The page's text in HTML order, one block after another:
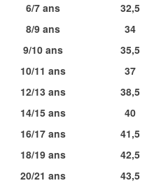
6/7 ans
8/9 ans
9/10 ans
10/11 ans
12/13 ans
14/15 ans
16/17 ans
18/19 ans
20/21 ans
32,5
34
35,5
37
38,5
40
41,5
42,5
43,5